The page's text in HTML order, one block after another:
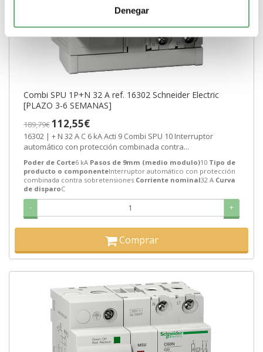
Denegar
Combi SPU 1P+N 32 A ref. 16302 Schneider Electric
[PLAZO 3-6 SEMANAS]
189,79€112,55€
16302 | + N 32 A C 6 kA Acti 9 Combi SPU 10 Interruptor
automático con protección combinada contra...
Poder de Corte6 kA Pasos de 9mm (medio modulo)10 Tipo de
producto o componenteInterruptor automático con protección
combinada contra sobretensiones Corriente nominal32 A Curva
de disparoC
- +
Comprar